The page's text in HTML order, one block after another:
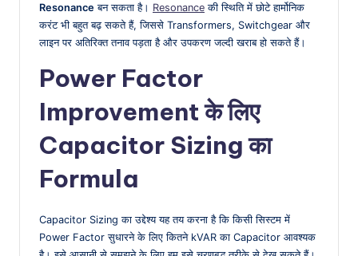
Resonance बन सकता है। Resonance की स्थिति में छोटे हार्मोनिक
करंट भी बहुत बढ़ सकते हैं, जिससे Transformers, Switchgear और
लाइन पर अतिरिक्त तनाव पड़ता है और उपकरण जल्दी खराब हो सकते हैं।
Power Factor
Improvement के लिए
Capacitor Sizing का
Formula
Capacitor Sizing का उद्देश्य यह तय करना है कि किसी सिस्टम में
Power Factor सुधारने के लिए कितने kVAR का Capacitor आवश्यक